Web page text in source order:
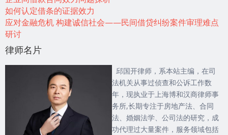
如何认定借条的证据效力
应对金融危机 构建诚信社会——民间借贷纠纷案件审理难点
研讨
律师名片
邱国开律师，系本站主编，在司
法机关从事过侦查和公诉工作数
年，现执业于上海博和汉商律师事
务所,长期专注于房地产法、合同
法、婚姻法学、公司法的研究，成
功代理过大量案件，服务领域包括